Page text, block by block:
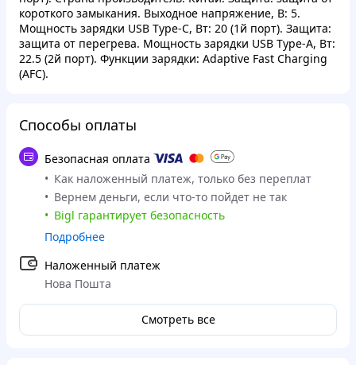
короткого замыкания. Выходное напряжение, В: 5.
Мощность зарядки USB Type-C, Вт: 20 (1й порт). Защита:
защита от перегрева. Мощность зарядки USB Type-A, Вт:
22.5 (2й порт). Функции зарядки: Adaptive Fast Charging
(AFC).
Способы оплаты
Безопасная оплата
Как наложенный платеж, только без переплат
Вернем деньги, если что-то пойдет не так
Bigl гарантирует безопасность
Подробнее
Наложенный платеж
Нова Пошта
Смотреть все